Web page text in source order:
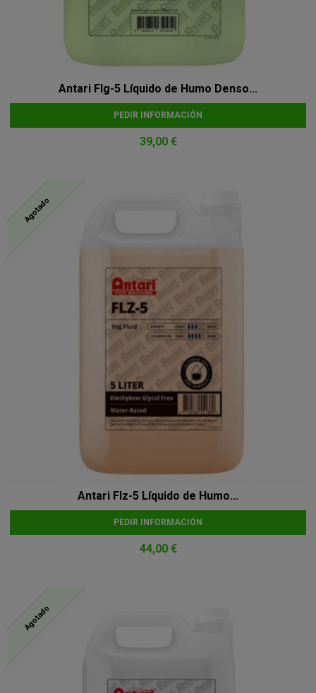
Antari Flg-5 Líquido de Humo Denso...
PEDIR INFORMACIÓN
39,00 €
Agotado
Antari Flz-5 Líquido de Humo...
PEDIR INFORMACIÓN
44,00 €
Agotado